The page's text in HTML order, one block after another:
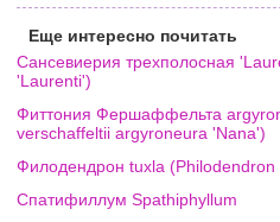
Еще интересно почитать
Сансевиерия трехполосная
'Laurenti')
Фиттония Фершаффельта
verschaffeltii argyroneura 'Nana')
Филодендрон tuxla (Philodendron
Спатифиллум Spathiphyllum